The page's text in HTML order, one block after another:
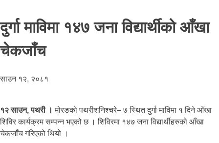
दुर्गा माविमा १४७ जना विद्यार्थीको आँखा
चेकजाँच
साउन १२, २०८१
१२ साउन, पथरी । मोरङको पथरीशनिश्चरे– ७ स्थित दुर्गा माविमा १ दिने आँखा
शिविर कार्यक्रम सम्पन्न भएको छ । शिविरमा १४७ जना विद्यार्थीहरुको आँखा
चेकजाँच गरिएको थियो ।